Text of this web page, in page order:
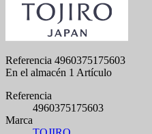
Referencia 4960375175603
En el almacén 1 Artículo
Referencia
4960375175603
Marca